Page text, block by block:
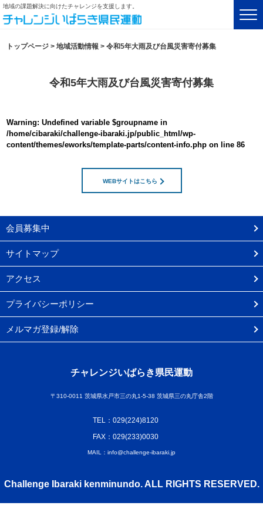
地域の課題解決に向けたチャレンジを支援します。
トップページ >地域活動情報 >令和5年大雨及び台風災害寄付募集
令和5年大雨及び台風災害寄付募集
Warning: Undefined variable $groupname in
/home/cibaraki/challenge-ibaraki.jp/public_html/wp-
content/themes/eworks/template-parts/content-info.php on line86
WEBサイトはこちら
会員募集中
サイトマップ
アクセス
プライバシーポリシー
メルマガ登録/解除
チャレンジいばらき県民運動
〒310-0011 茨城県水戸市三の丸1-5-38 茨城県三の丸庁舎2階
TEL：029(224)8120
FAX：029(233)0030
MAIL：info@challenge-ibaraki.jp
Challenge Ibaraki kenminundo. ALL RIGHTS RESERVED.